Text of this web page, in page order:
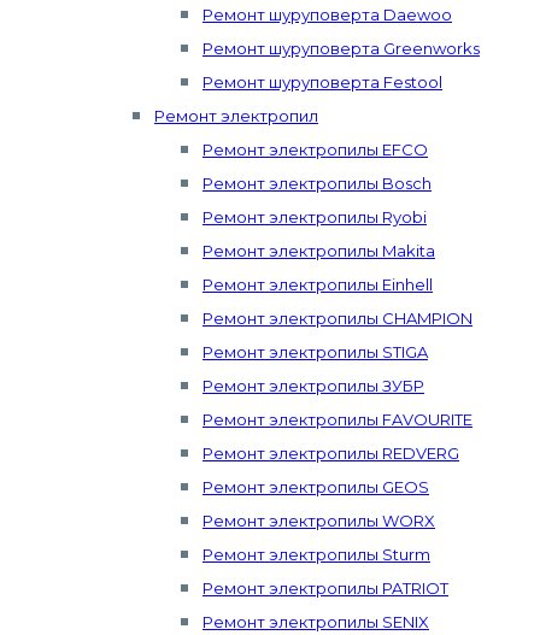
Ремонт шуруповерта Daewoo
Ремонт шуруповерта Greenworks
Ремонт шуруповерта Festool
Ремонт электропил
Ремонт электропилы EFCO
Ремонт электропилы Bosch
Ремонт электропилы Ryobi
Ремонт электропилы Makita
Ремонт электропилы Einhell
Ремонт электропилы CHAMPION
Ремонт электропилы STIGA
Ремонт электропилы ЗУБР
Ремонт электропилы FAVOURITE
Ремонт электропилы REDVERG
Ремонт электропилы GEOS
Ремонт электропилы WORX
Ремонт электропилы Sturm
Ремонт электропилы PATRIOT
Ремонт электропилы SENIX